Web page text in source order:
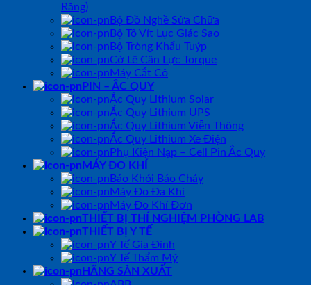
Răng)
Bộ Đồ Nghề Sửa Chữa
Bộ Tô Vít Lục Giác Sao
Bộ Tròng Khẩu Tuýp
Cờ Lê Cân Lực Torque
Máy Cắt Cỏ
PIN – ẮC QUY
Ắc Quy Lithium Solar
Ắc Quy Lithium UPS
Ắc Quy Lithium Viễn Thông
Ắc Quy Lithium Xe Điện
Phụ Kiện Nạp – Cell Pin Ắc Quy
MÁY ĐO KHÍ
Báo Khói Báo Cháy
Máy Đo Đa Khí
Máy Đo Khí Đơn
THIẾT BỊ THÍ NGHIỆM PHÒNG LAB
THIẾT BỊ Y TẾ
Y Tế Gia Đình
Y Tế Thẩm Mỹ
HÃNG SẢN XUẤT